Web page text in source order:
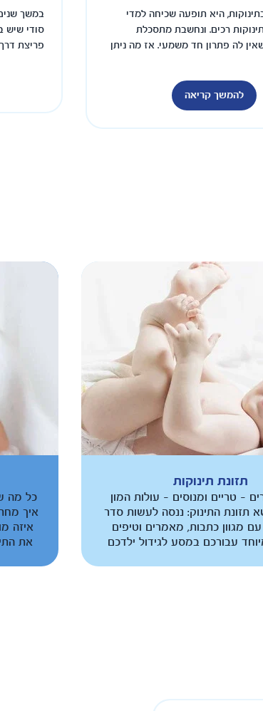
היא תופעה שכיחה למדי
רכים. ונחשבת מתסכלת
לה פתרון חד משמעי. אז מה ניתן
להמשך קריאה
במשך
סודי שיש
פריצת
תזונת תינוקות
- טריים ומנוסים - עולות המון
תזונת התינוק: ננסה לעשות סדר
מגוון כתבות, מאמרים וטיפים
עבורכם במסע לגידול ילדכם
כל מה
איך
איזה
את